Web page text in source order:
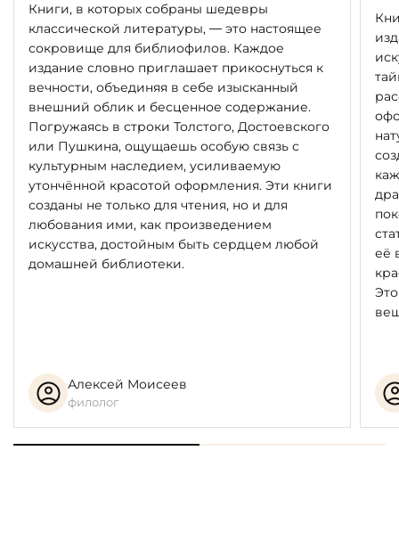
Книги, в которых собраны шедевры
классической литературы, — это настоящее
сокровище для библиофилов. Каждое
издание словно приглашает прикоснуться к
вечности, объединяя в себе изысканный
внешний облик и бесценное содержание.
Погружаясь в строки Толстого, Достоевского
или Пушкина, ощущаешь особую связь с
культурным наследием, усиливаемую
утончённой красотой оформления. Эти книги
созданы не только для чтения, но и для
любования ими, как произведением
искусства, достойным быть сердцем любой
домашней библиотеки.
Алексей Моисеев
филолог
её